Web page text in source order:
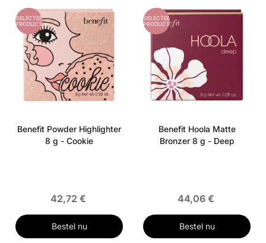
GESELECTEERD
PRODUCT
Benefit Powder Highlighter
8 g - Cookie
42,72 €
Bestel nu
GESELECTEERD
PRODUCT
Benefit Hoola Matte
Bronzer 8 g - Deep
44,06 €
Bestel nu